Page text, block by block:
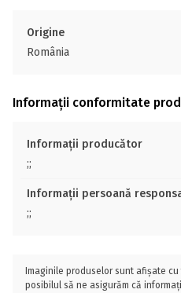
Origine
România
Informații conformitate
Informații producător
;;
Informații persoană
;;
Imaginile produselor sunt afișate
posibilul să ne asigurăm că